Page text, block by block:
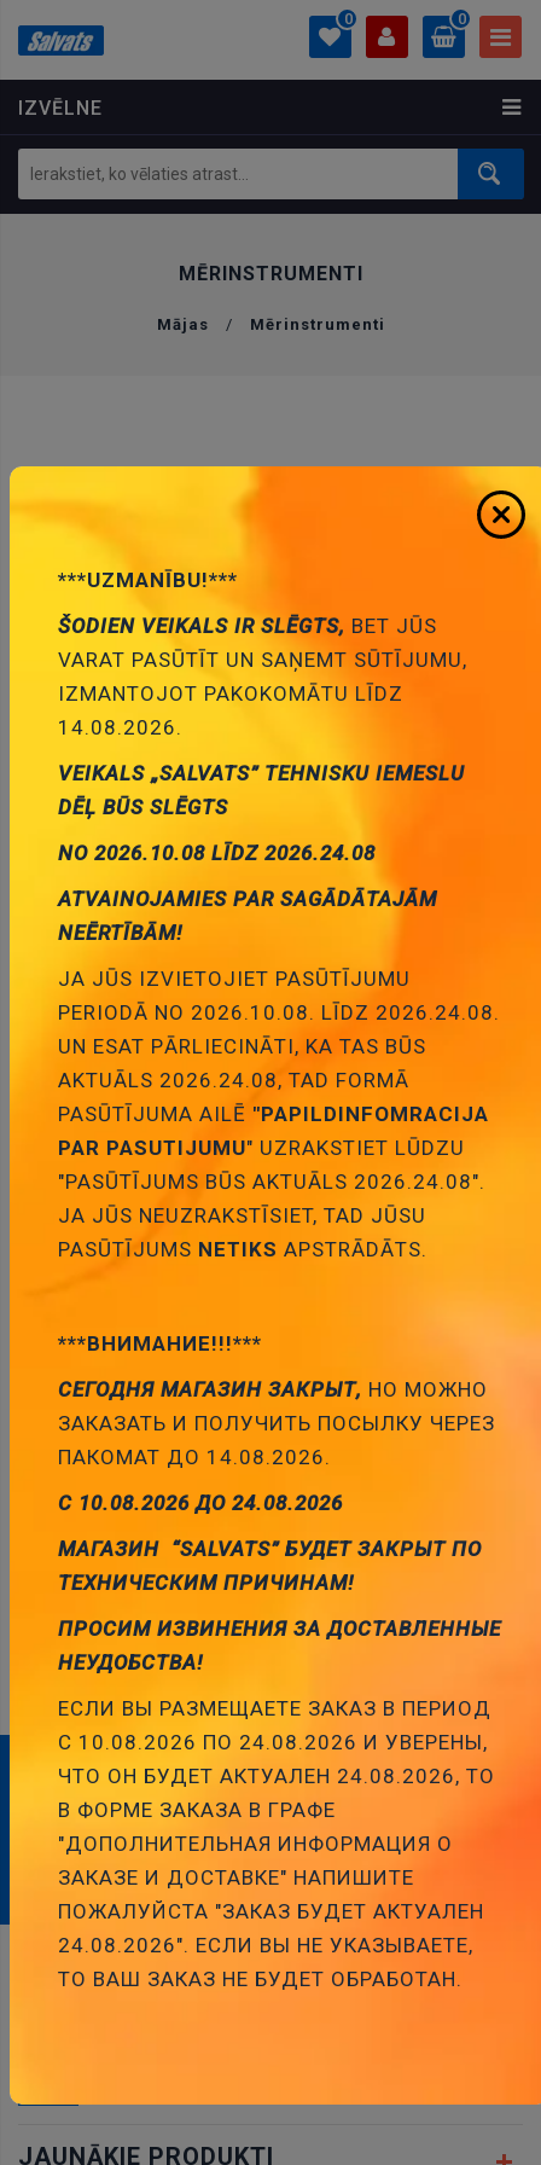
IZVĒLNE
0
PROFILS
Ielogoties
Izveidot kontu
0
0.00 €
MĒRINSTRUMENTI
Mājas / Mērinstrumenti
merīšānas
Multimetri un vadi Oscilografa savienotājvadi
Oscilografi
Testeru savienotājvadi
ABONĒJIET MŪSU BIĻETENU
JAUNĀKIE PRODUKTI
***UZMANĪBU!***
ŠODIEN VEIKALS IR SLĒGTS, BET JŪS
VARAT PASŪTĪT UN SAŅEMT SŪTĪJUMU,
IZMANTOJOT PAKOKOMĀTU LĪDZ
14.08.2026.
VEIKALS „SALVATS” TEHNISKU IEMESLU
DĒĻ BŪS SLĒGTS
NO 2026.10.08 LĪDZ 2026.24.08
ATVAINOJAMIES PAR SAGĀDĀTAJĀM
NEĒRTĪBĀM!
JA JŪS IZVIETOJIET PASŪTĪJUMU
PERIODĀ NO 2026.10.08. LĪDZ 2026.24.08.
UN ESAT PĀRLIECINĀTI, KA TAS BŪS
AKTUĀLS 2026.24.08, TAD FORMĀ
PASŪTĪJUMA AILĒ "PAPILDINFOMRACIJA
PAR PASUTIJUMU" UZRAKSTIET LŪDZU
"PASŪTĪJUMS BŪS AKTUĀLS 2026.24.08".
JA JŪS NEUZRAKSTĪSIET, TAD JŪSU
PASŪTĪJUMS NETIKS APSTRĀDĀTS.
***ВНИМАНИЕ!!!***
СЕГОДНЯ МАГАЗИН ЗАКРЫТ, НО МОЖНО
ЗАКАЗАТЬ И ПОЛУЧИТЬ ПОСЫЛКУ ЧЕРЕЗ
ПАКОМАТ ДО 14.08.2026.
С 10.08.2026 ДО 24.08.2026
МАГАЗИН “SALVATS” БУДЕТ ЗАКРЫТ ПО
ТЕХНИЧЕСКИМ ПРИЧИНАМ!
ПРОСИМ ИЗВИНЕНИЯ ЗА ДОСТАВЛЕННЫЕ
НЕУДОБСТВА!
ЕСЛИ ВЫ РАЗМЕЩАЕТЕ ЗАКАЗ В ПЕРИОД
С 10.08.2026 ПО 24.08.2026 И УВЕРЕНЫ,
ЧТО ОН БУДЕТ АКТУАЛЕН 24.08.2026, ТО
В ФОРМЕ ЗАКАЗА В ГРАФЕ
"ДОПОЛНИТЕЛЬНАЯ ИНФОРМАЦИЯ О
ЗАКАЗЕ И ДОСТАВКЕ" НАПИШИТЕ
ПОЖАЛУЙСТА "ЗАКАЗ БУДЕТ АКТУАЛЕН
24.08.2026". ЕСЛИ ВЫ НЕ УКАЗЫВАЕТЕ,
ТО ВАШ ЗАКАЗ НЕ БУДЕТ ОБРАБОТАН.